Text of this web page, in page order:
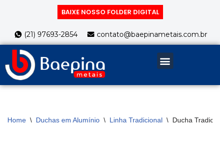
para
conteúdo
BAIXE NOSSO FOLDER DIGITAL
(21) 97693-2854 contato@baepinametais.com.br
Home \ Duchas em Alumínio \ Linha Tradicional \ Ducha